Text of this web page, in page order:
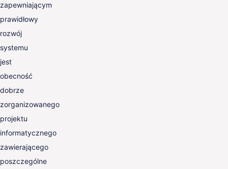
zapewniającym
prawidłowy
rozwój
systemu
jest
obecność
dobrze
zorganizowanego
projektu
informatycznego
zawierającego
poszczególne